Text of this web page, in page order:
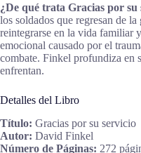
¿De qué trata Gracias por su
los soldados que regresan de
reintegrarse en la vida familiar
emocional causado por el
combate. Finkel profundiza en
enfrentan.
Detalles del Libro
Título: Gracias por su servicio
Autor: David Finkel
Número de Páginas: 272